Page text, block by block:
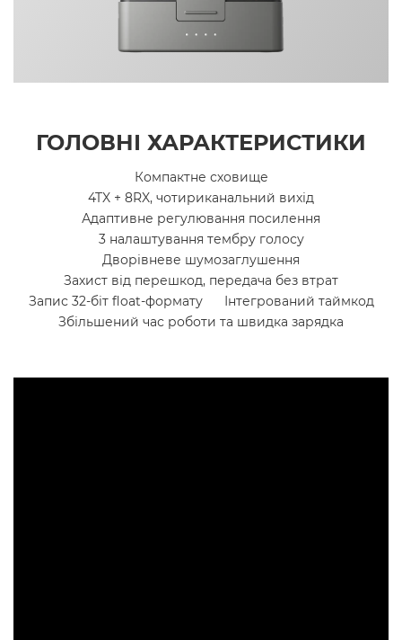
ГОЛОВНІ ХАРАКТЕРИСТИКИ
Компактне сховище
4TX + 8RX, чотириканальний вихід
Адаптивне регулювання посилення
3 налаштування тембру голосу
Дворівневе шумозаглушення
Захист від перешкод, передача без втрат
Запис 32-біт float-формату
Інтегрований таймкод
Збільшений час роботи та швидка зарядка